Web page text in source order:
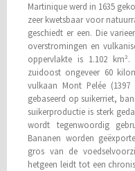
Martinique werd in 1635
zeer kwetsbaar voor
geschiedt er een. Die
overstromingen en
oppervlakte is 1.102
zuidoost ongeveer 60
vulkaan Mont Pelée
gebaseerd op suikerriet,
suikerproductie is sterk
wordt tegenwoordig
Bananen worden
gros van de
hetgeen leidt tot een